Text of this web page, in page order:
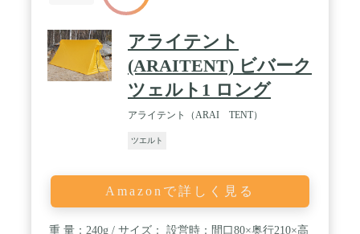
アライテント
(ARAITENT) ビバーク
ツェルト1 ロング
アライテント（ARAI TENT）
ツエルト
Amazonで詳しく見る
重 量：240g / サイズ： 設営時：間口80×奥行210×高